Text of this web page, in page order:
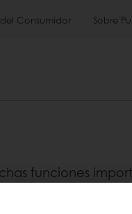
Consumidor Sobre
funciones
para nuestra